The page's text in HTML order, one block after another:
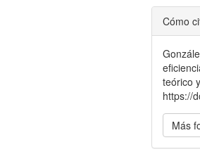
del
Cómo
teórico
https://
Más